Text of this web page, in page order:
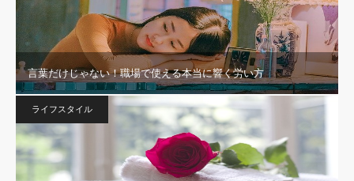
言葉だけじゃない！職場で使える本当に響く労い方
ライフスタイル